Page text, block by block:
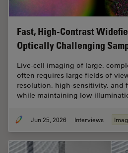
Fast, High-Contrast
Optically Challenging
Live‑cell imaging of large,
often requires large fields of
resolution, high-sensitivity, and
while maintaining low
Jun 25, 2026 Interviews